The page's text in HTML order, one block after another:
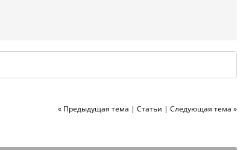
« Предыдущая тема | Статьи | Следующая тема »